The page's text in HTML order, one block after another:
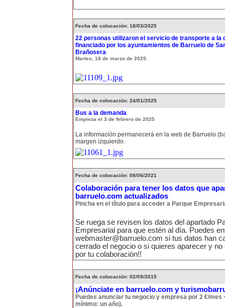
Fecha de colocación: 18/03/2025
22 personas utilizaron el servicio de transporte a la
financiado por los ayuntamientos de Barruelo de
Brañosera
Martes, 18 de marzo de 2025.
Fecha de colocación: 24/01/2025
Bus a la demanda
Empieza el 3 de febrero de 2025
La información permanecerá en la web de Barruelo
margen izquierdo.
Fecha de colocación: 08/06/2021
Colaboración para tener los datos que
barruelo.com actualizados
Pincha en el título para acceder a Parque
Se ruega se revisen los datos del apartado
Empresarial para que estén al día. Puedes
webmaster@barruelo.com si tus datos han
cerrado el negocio o si quieres aparecer y
por tu colaboración!!
Fecha de colocación: 02/09/2015
¡Anúnciate en barruelo.com y
Puedes anunciar tu negocio y empresa por 2 €/mes
mínimo: un año).